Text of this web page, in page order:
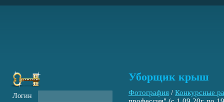
Уборщик крыш
Фотография / Конкурсные
Логин